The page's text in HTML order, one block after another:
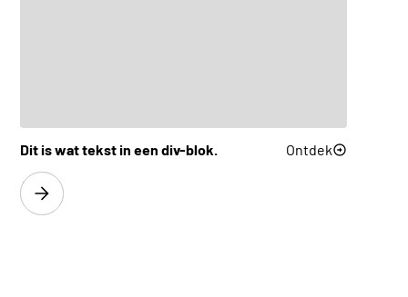
FlatLine M63
Dit is wat tekst in een div-blok. Ontdek